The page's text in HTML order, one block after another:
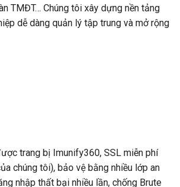
TMĐT… Chúng tôi xây dựng nền tảng
dễ dàng quản lý tập trung và mở rộng
trang bị Imunify360, SSL miễn phí
chúng tôi), bảo vệ bằng nhiều lớp an
nhập thất bại nhiều lần, chống Brute